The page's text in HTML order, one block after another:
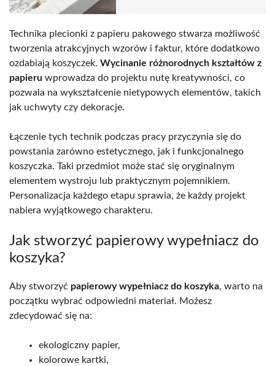
Technika plecionki z papieru pakowego stwarza możliwość
tworzenia atrakcyjnych wzorów i faktur, które dodatkowo
ozdabiają koszyczek. Wycinanie różnorodnych kształtów z
papieru wprowadza do projektu nutę kreatywności, co
pozwala na wykształcenie nietypowych elementów, takich
jak uchwyty czy dekoracje.
Łączenie tych technik podczas pracy przyczynia się do
powstania zarówno estetycznego, jak i funkcjonalnego
koszyczka. Taki przedmiot może stać się oryginalnym
elementem wystroju lub praktycznym pojemnikiem.
Personalizacja każdego etapu sprawia, że każdy projekt
nabiera wyjątkowego charakteru.
Jak stworzyć papierowy wypełniacz do
koszyka?
Aby stworzyć papierowy wypełniacz do koszyka, warto na
początku wybrać odpowiedni materiał. Możesz
zdecydować się na:
ekologiczny papier,
kolorowe kartki,